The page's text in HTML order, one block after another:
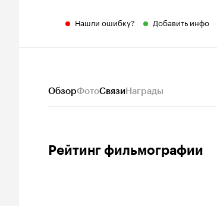
Нашли ошибку? Добавить инфо
ОбзорФотоСвязиНаграды
Рейтинг фильмографии